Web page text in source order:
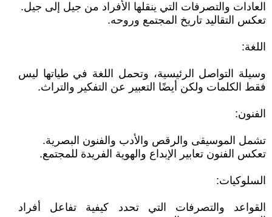
العادات والتصرفات التي ينقلها الأفراد من جيل إلى جيل.
تعكس التقاليد تاريخ المجتمع وروحه.
اللغة:
وسيلة التواصل الرئيسية، وتحمل اللغة في طياتها ليس
فقط الكلمات ولكن أيضًا التعبير عن التفكير والتراث.
الفنون:
تشمل الموسيقى والرقص والأدب والفنون البصرية.
تعكس الفنون تعابير الإبداع والهوية الفريدة للمجتمع.
السلوكيات:
القواعد والتصرفات التي تحدد كيفية تفاعل أفراد